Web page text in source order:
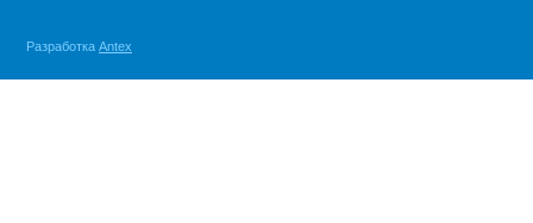
Разработка Antex